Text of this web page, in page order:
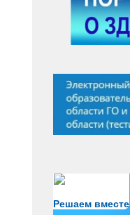
Решаем вместе